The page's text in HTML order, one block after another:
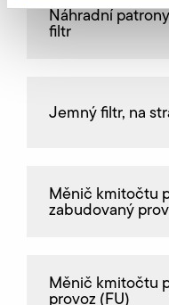
Náhradní
filtr
Jemný filtr, na
Měnič kmitočtu
zabudovaný
Měnič kmitočtu
provoz (FU)